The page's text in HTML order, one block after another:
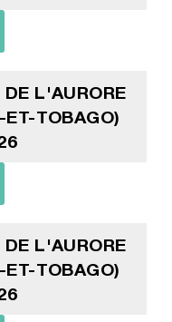
L'AURORE
ET-TOBAGO)
L'AURORE
ET-TOBAGO)